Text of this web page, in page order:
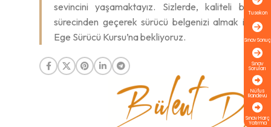
sevincini yaşamaktayız. Sizlerde, kaliteli bir
sürecinden geçerek sürücü belgenizi almak
Ege Sürücü Kursu’na bekliyoruz.
Tusekon
Sınav Sonuç
Sınav
Soruları
Nüfus
Randevu
Sınav Harç
Yatırma